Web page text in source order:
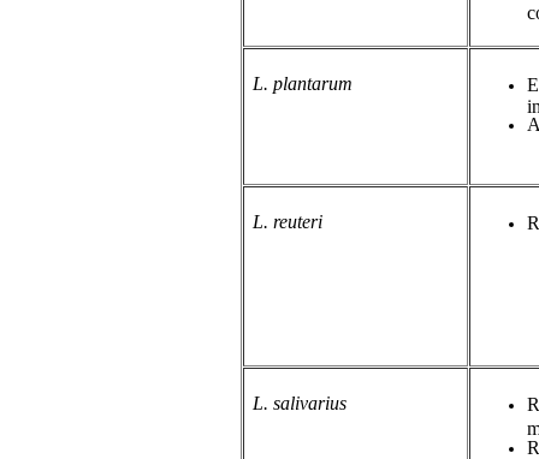
L. plantarum
L. reuteri
L. salivarius